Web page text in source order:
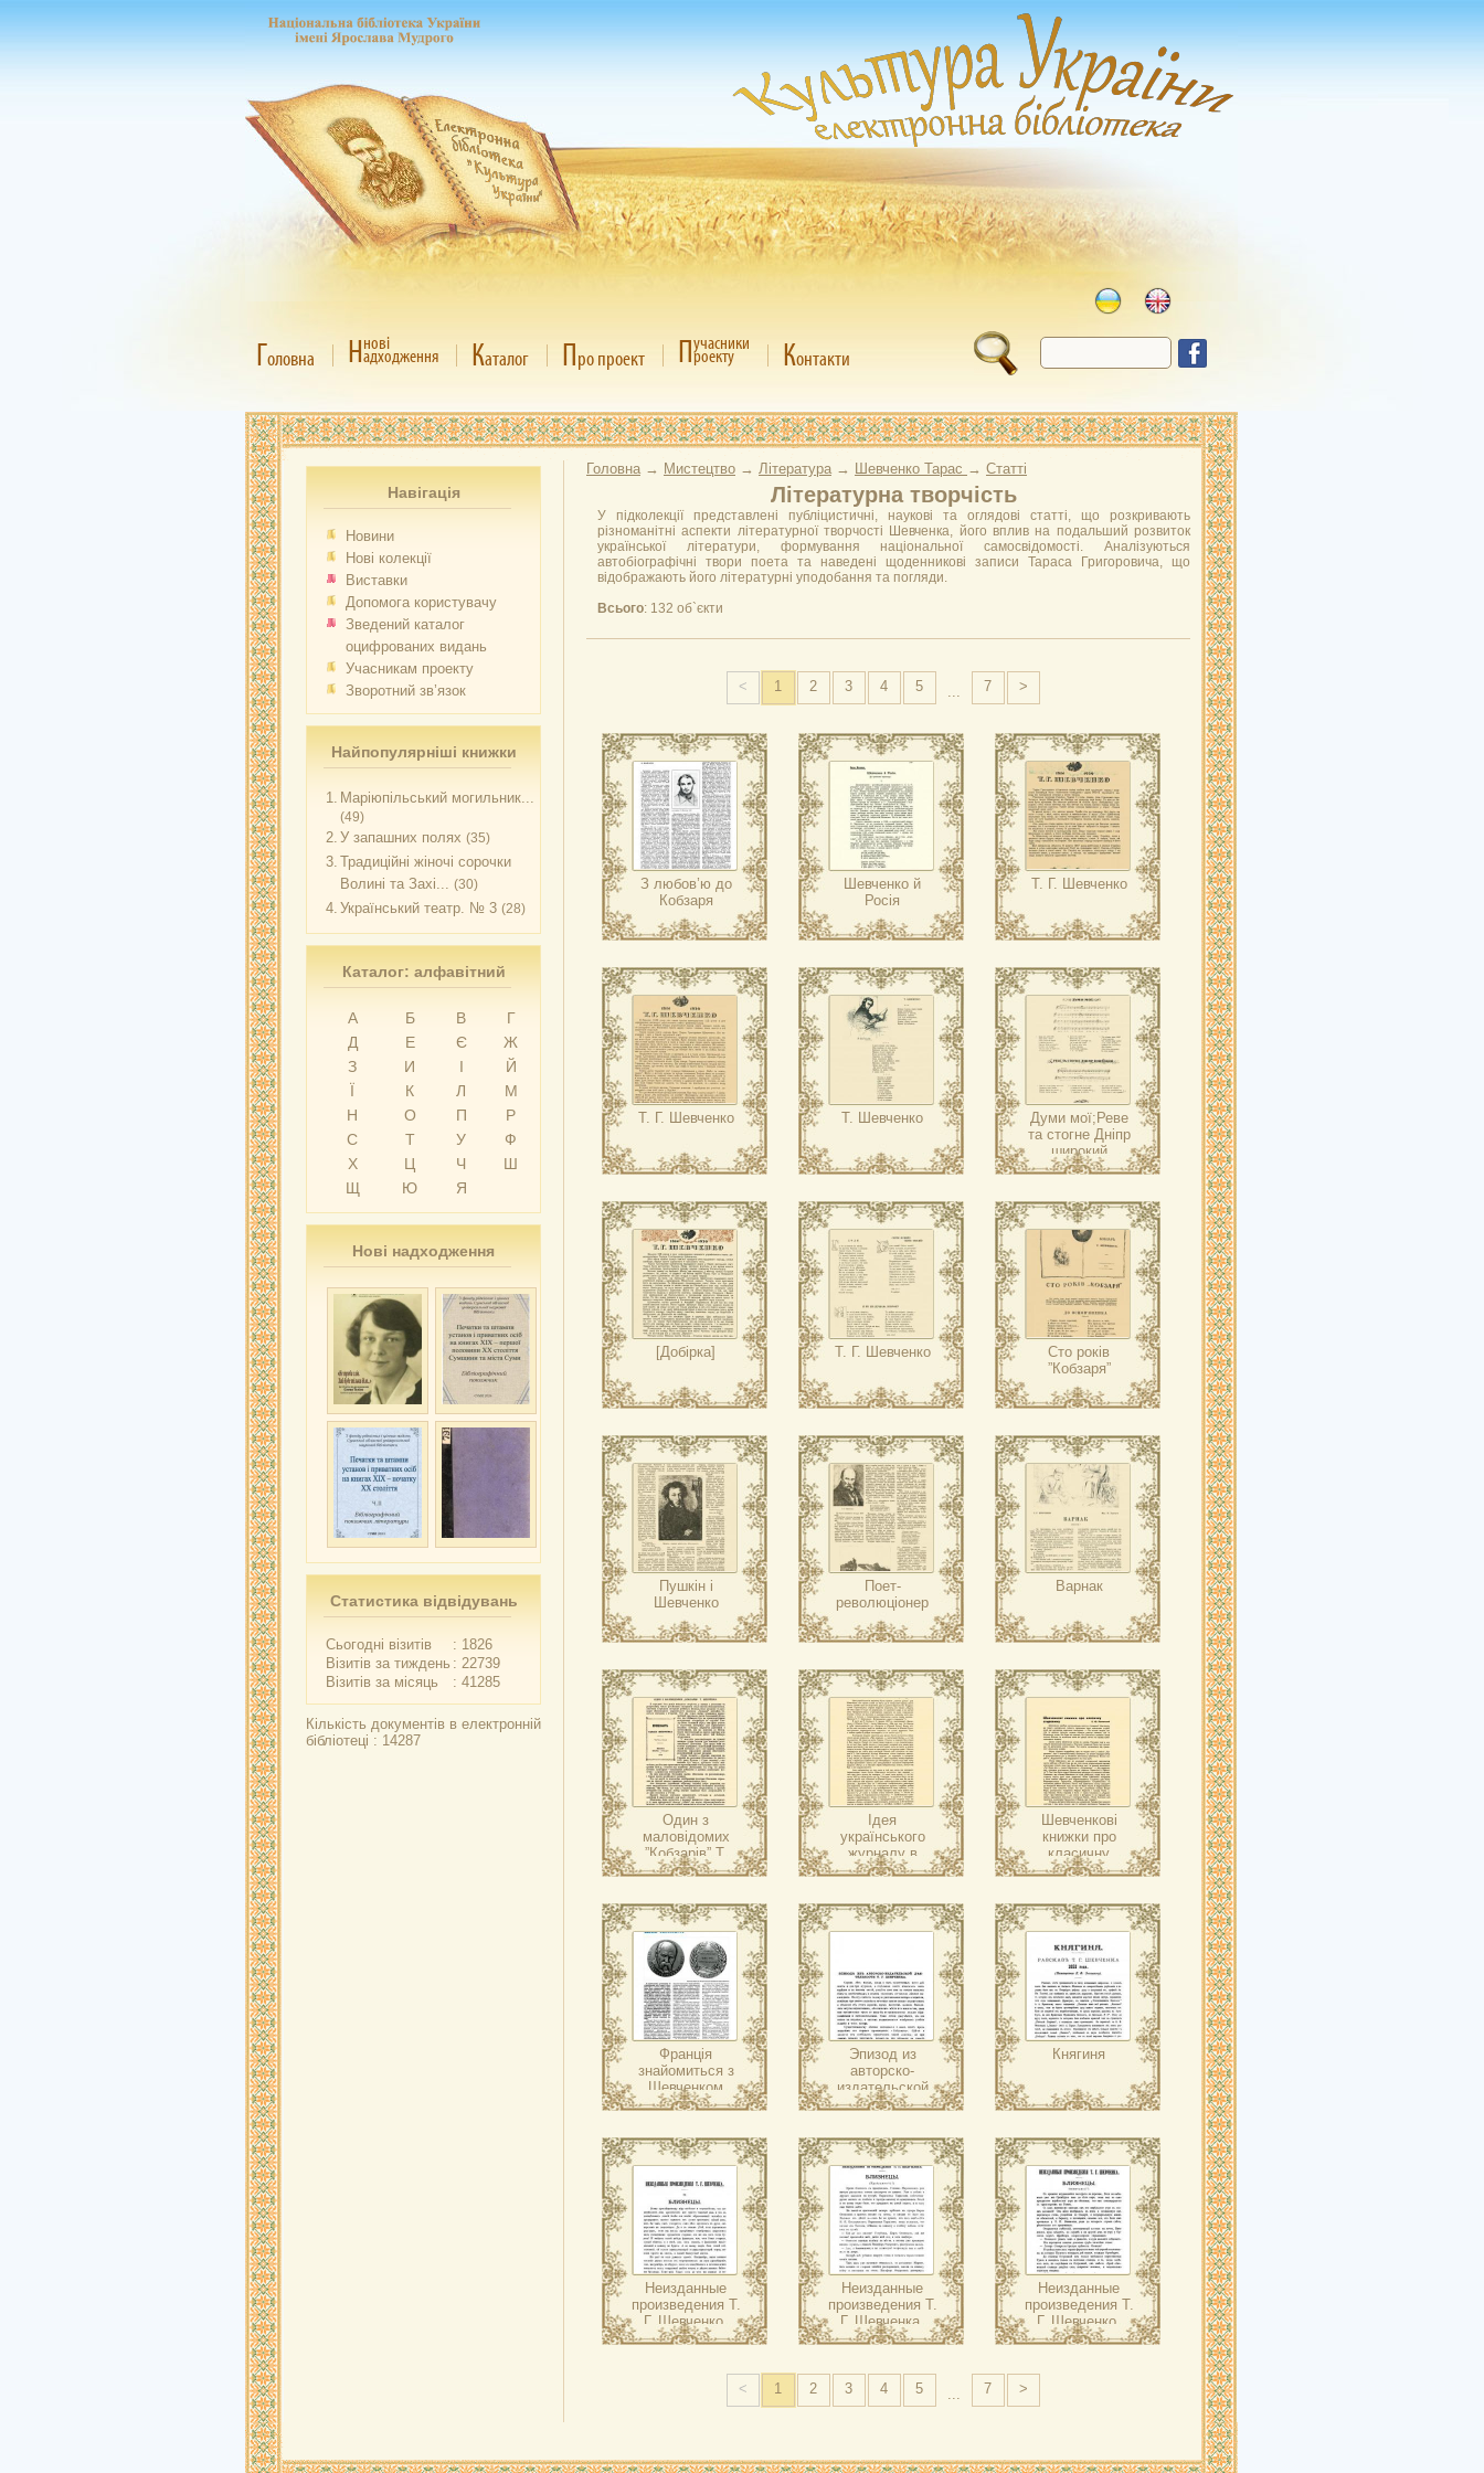
Головна Ннові
адходження Каталог Про проект Пучасники
роекту Контакти
Навігація
Новини
Нові колекції
Виставки
Допомога користувачу
Зведений каталог
оцифрованих видань
Учасникам проекту
Зворотний зв’язок
Найпопулярніші книжки
1. Маріюпільський могильник...
(49)
2. У запашних полях (35)
3. Традиційні жіночі сорочки
Волині та Захі... (30)
4. Український театр. № 3 (28)
Каталог: алфавітний
А Б В
Г
Д
Е Є
Ж
З
И І
Й
Ї
К Л
М
Н
О П
Р
С
Т У
Ф
Х
Ц Ч
Ш
Щ
Ю Я
Нові надходження
Статистика відвідувань
Сьогодні візитів
: 1826
Візитів за тиждень : 22739
Візитів за місяць
: 41285
Кількість документів в електронній
бібліотеці : 14287
Головна → Мистецтво → Література → Шевченко Тарас → Статті
Літературна творчість
У підколекції представлені публіцистичні, наукові та оглядові статті, що розкривають
різноманітні аспекти літературної творчості Шевченка, його вплив на подальший розвиток
української літератури, формування національної самосвідомості. Аналізуються
автобіографічні твори поета та наведені щоденникові записи Тараса Григоровича, що
відображають його літературні уподобання та погляди.
Всього: 132 об`єкти
< 1 2 3 4 5 ... 7 >
З любов’ю до
Кобзаря
Шевченко й
Росія
Т. Г. Шевченко
Т. Г. Шевченко Т. Шевченко
Думи мої;Реве
та стогне Дніпр
широкий
[Добірка] Т. Г. Шевченко
Сто років
”Кобзаря”
Пушкін і
Шевченко
Поет-
революціонер
Варнак
Один з
маловідомих
”Кобзарів” Т.
Шевченка
Ідея
українського
журналу в
Шевченка
Шевченкові
книжки про
класичну
старовину
Франція
знайомиться з
Шевченком
Эпизод из
авторско-
издательской
деятельности Т.
Княгиня
Неизданные
произведения Т.
Г. Шевченко.
Близнецы
Неизданные
произведения Т.
Г. Шевченка.
Близнецы
Неизданные
произведения Т.
Г. Шевченко.
Близнецы
< 1 2 3 4 5 ... 7 >